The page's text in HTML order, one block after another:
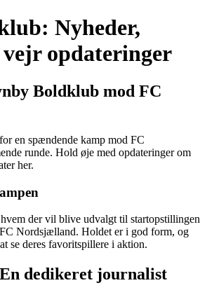
Nyheder,
opdateringer
Boldklub mod FC
en spændende kamp mod FC
runde. Hold øje med opdateringer om
her.
der vil blive udvalgt til startopstillingen
Nordsjælland. Holdet er i god form, og
se deres favoritspillere i aktion.
dedikeret journalist